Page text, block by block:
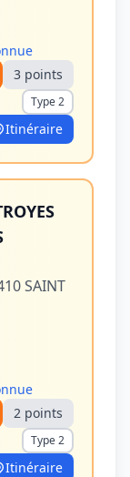
3 points
Type 2
Itinéraire
SAINT
2 points
Type 2
Itinéraire